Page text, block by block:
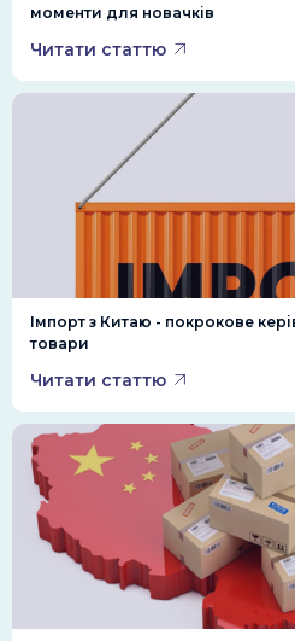
моменти для новачків
Читати статтю
Імпорт з Китаю - покрокове
товари
Читати статтю